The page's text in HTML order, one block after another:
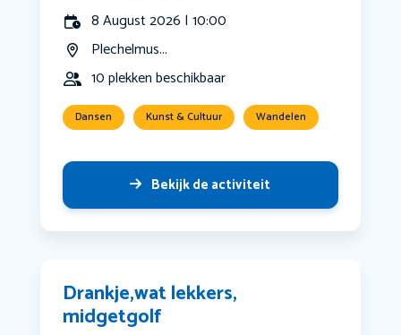
8 August 2026 | 10:00
Plechelmus...
10 plekken beschikbaar
Dansen Kunst & Cultuur Wandelen
Bekijk de activiteit
Drankje,wat lekkers,
midgetgolf